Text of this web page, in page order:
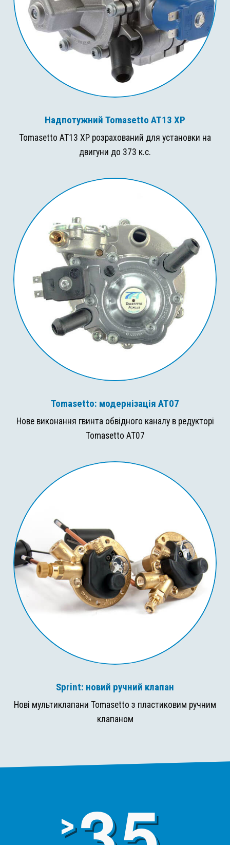
Надпотужний Tomasetto AT13 XP
Tomasetto AT13 XP розрахований для установки на
двигуни до 373 к.с.
Tomasetto: модернізація AT07
Нове виконання гвинта обвідного каналу в редукторі
Tomasetto AT07
Sprint: новий ручний клапан
Нові мультиклапани Tomasetto з пластиковим ручним
клапаном
>